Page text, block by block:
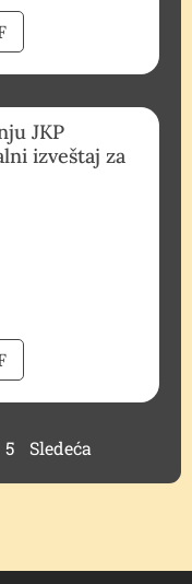
JKP
izveštaj za
5 Sledeća